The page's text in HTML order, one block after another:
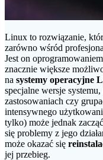
Linux to rozwiązanie,
zarówno wśród
Jest on
znacznie większe
na systemy operacyjne
specjalne wersje
zastosowaniach czy
intensywnego
tylko) może jednak
się problemy z jego
może okazać się
jej przebieg.